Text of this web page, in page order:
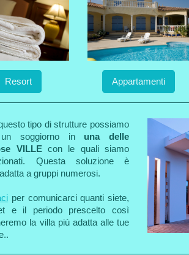
Resort Appartamenti
tipo di strutture possiamo
soggiorno in una delle
VILLEcon le quali siamo
Questa soluzione è
a gruppi numerosi.
per comunicarci quanti siete,
e il periodo prescelto così
la villa più adatta alle tue